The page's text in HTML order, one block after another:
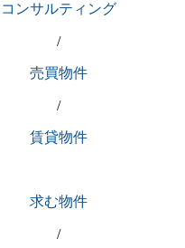
コンサルティング
/
売買物件
/
賃貸物件
求む物件
/